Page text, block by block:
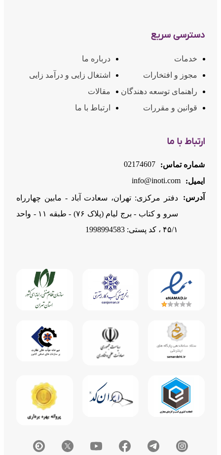
دسترسی سریع
خدمات
درباره ما
مجوز و افتخارات
اشتغال زایی و درآمد زایی
راهنمای توسعه دهندگان
مقالات
قوانین و مقررات
ارتباط با ما
ارتباط با ما
شماره تماس:
02174607
ایمیل:
info@inoti.com
آدرس:
دفتر مرکزی: تهران، سعادت آباد - مابین چهارراه
سرو و کتاب - برج لیام (پلاک ۷۶) - طبقه ۱۱ - واحد
۴۵/۱ ، کد پستی: 1998994583